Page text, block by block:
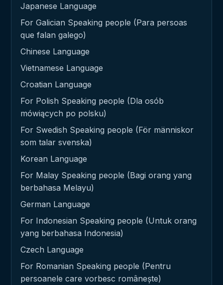
Japanese Language
For Galician Speaking people (Para persoas
que falan galego)
Chinese Language
Vietnamese Language
Croatian Language
For Polish Speaking people (Dla osób
mówiących po polsku)
For Swedish Speaking people (För människor
som talar svenska)
Korean Language
For Malay Speaking people (Bagi orang yang
berbahasa Melayu)
German Language
For Indonesian Speaking people (Untuk orang
yang berbahasa Indonesia)
Czech Language
For Romanian Speaking people (Pentru
persoanele care vorbesc românește)